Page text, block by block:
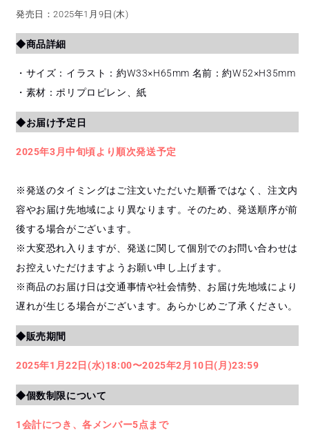
す
す
発売日：2025年1月9日(木)
◆商品詳細
・サイズ：イラスト：約W33×H65mm 名前：約W52×H35mm
・素材：ポリプロピレン、紙
◆お届け予定日
2025年3月中旬頃より順次発送予定
※発送のタイミングはご注文いただいた順番ではなく、注文内
容やお届け先地域により異なります。そのため、発送順序が前
後する場合がございます。
※大変恐れ入りますが、発送に関して個別でのお問い合わせは
お控えいただけますようお願い申し上げます。
※商品のお届け日は交通事情や社会情勢、お届け先地域により
遅れが生じる場合がございます。あらかじめご了承ください。
◆販売期間
2025年1月22日(水)18:00〜2025年2月10日(月)23:59
◆個数制限について
1会計につき、各メンバー5点まで